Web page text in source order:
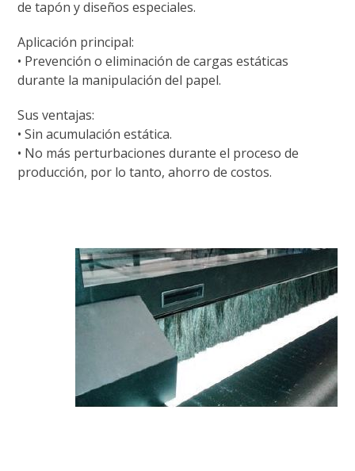
de tapón y diseños especiales.
Aplicación principal:
• Prevención o eliminación de cargas estáticas
durante la manipulación del papel.
Sus ventajas:
• Sin acumulación estática.
• No más perturbaciones durante el proceso de
producción, por lo tanto, ahorro de costos.